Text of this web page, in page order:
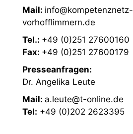
Mail: info@kompetenznetz-
vorhofflimmern.de
Tel.: +49 (0)251 27600160
Fax: +49 (0)251 27600179
Presseanfragen:
Dr. Angelika Leute
Mail: a.leute@t-online.de
Tel: +49 (0)202 2623395